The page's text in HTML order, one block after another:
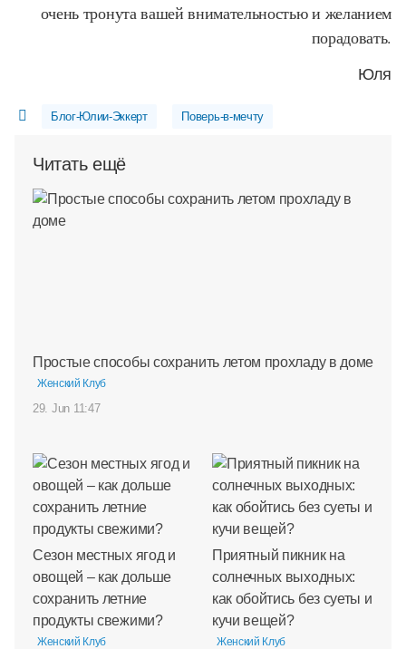
очень тронута вашей внимательностью и желанием
порадовать.
Юля
Блог-Юлии-Эккерт Поверь-в-мечту
Читать ещё
Простые способы сохранить летом прохладу в доме
Женский Клуб
29. Jun 11:47
Сезон местных ягод и
овощей – как дольше
сохранить летние
продукты свежими?
Женский Клуб
Приятный пикник на
солнечных выходных:
как обойтись без суеты и
кучи вещей?
Женский Клуб